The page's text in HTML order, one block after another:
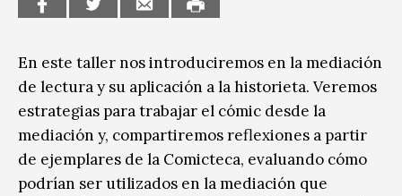
Sin categoría
En este taller nos introduciremos en la mediación
de lectura y su aplicación a la historieta. Veremos
estrategias para trabajar el cómic desde la
mediación y, compartiremos reflexiones a partir
de ejemplares de la Comicteca, evaluando cómo
podrían ser utilizados en la mediación que